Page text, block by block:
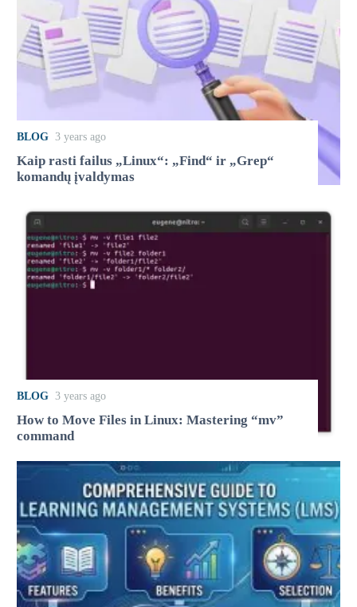
BLOG 3 years ago
Kaip rasti failus „Linux“: „Find“ ir „Grep“
komandų įvaldymas
BLOG 3 years ago
How to Move Files in Linux: Mastering “mv”
command